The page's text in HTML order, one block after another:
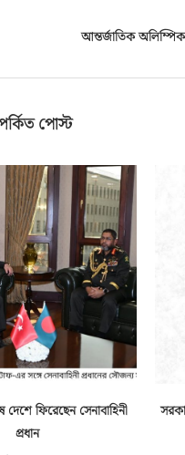
দেশে ফিরেছেন সেনাবাহিনী
প্রধান